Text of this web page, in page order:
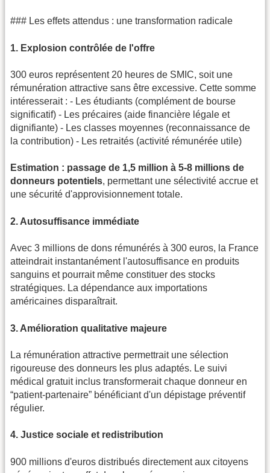
### Les effets attendus : une transformation radicale
1. Explosion contrôlée de l'offre
300 euros représentent 20 heures de SMIC, soit une
rémunération attractive sans être excessive. Cette somme
intéresserait : - Les étudiants (complément de bourse
significatif) - Les précaires (aide financière légale et
dignifiante) - Les classes moyennes (reconnaissance de
la contribution) - Les retraités (activité rémunérée utile)
Estimation : passage de 1,5 million à 5-8 millions de
donneurs potentiels, permettant une sélectivité accrue et
une sécurité d'approvisionnement totale.
2. Autosuffisance immédiate
Avec 3 millions de dons rémunérés à 300 euros, la France
atteindrait instantanément l'autosuffisance en produits
sanguins et pourrait même constituer des stocks
stratégiques. La dépendance aux importations
américaines disparaîtrait.
3. Amélioration qualitative majeure
La rémunération attractive permettrait une sélection
rigoureuse des donneurs les plus adaptés. Le suivi
médical gratuit inclus transformerait chaque donneur en
“patient-partenaire” bénéficiant d'un dépistage préventif
régulier.
4. Justice sociale et redistribution
900 millions d'euros distribués directement aux citoyens